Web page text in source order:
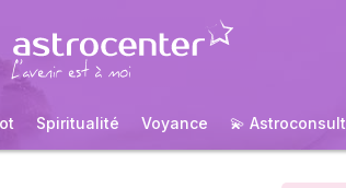
Spiritualité Voyance 💫 Astroconsult